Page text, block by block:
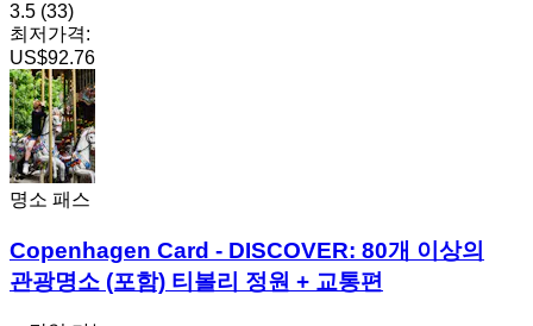
3.5 (33)
최저가격:
US$92.76
명소 패스
Copenhagen Card - DISCOVER: 80개 이상의
관광명소 (포함) 티볼리 정원 + 교통편